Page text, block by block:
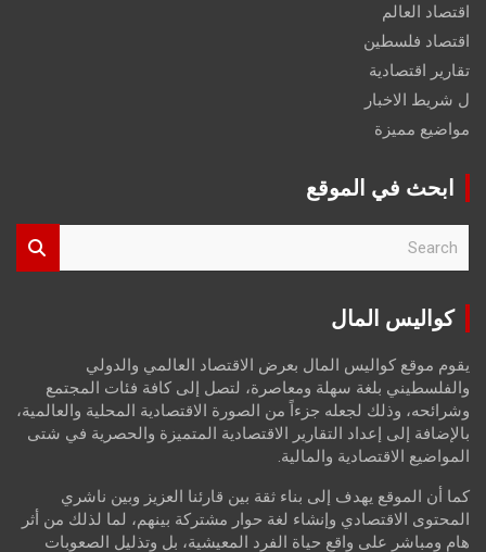
اقتصاد العالم
اقتصاد فلسطين
تقارير اقتصادية
ل شريط الاخبار
مواضيع مميزة
ابحث في الموقع
r
كواليس المال
يقوم موقع كواليس المال بعرض الاقتصاد العالمي والدولي
والفلسطيني بلغة سهلة ومعاصرة، لتصل إلى كافة فئات المجتمع
وشرائحه، وذلك لجعله جزءاً من الصورة الاقتصادية المحلية والعالمية،
بالإضافة إلى إعداد التقارير الاقتصادية المتميزة والحصرية في شتى
المواضيع الاقتصادية والمالية.
كما أن الموقع يهدف إلى بناء ثقة بين قارئنا العزيز وبين ناشري
المحتوى الاقتصادي وإنشاء لغة حوار مشتركة بينهم، لما لذلك من أثر
هام ومباشر على واقع حياة الفرد المعيشية، بل وتذليل الصعوبات